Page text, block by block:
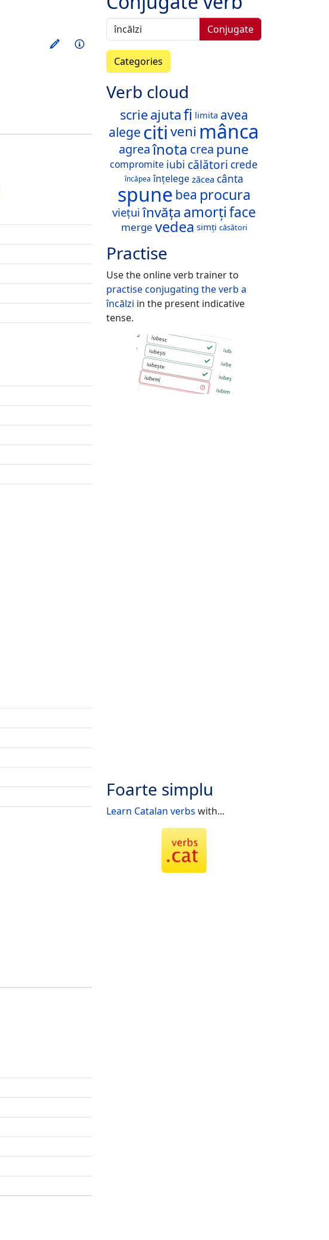
Train this verb
Info
Conjugate
Categories
Verb cloud
scrieajutafi limita avea
alege citiveni mânca
agreaînota crea pune
compromite iubi călători crede
încăpea înțelege zăcea cânta
spune bea procura
viețuiînvăța amorțiface
merge vedea simți căsători
Practise
Use the online verb trainer to
practise conjugating the verb a
încălzi in the present indicative
tense.
Foarte simplu
Learn Catalan verbs with...